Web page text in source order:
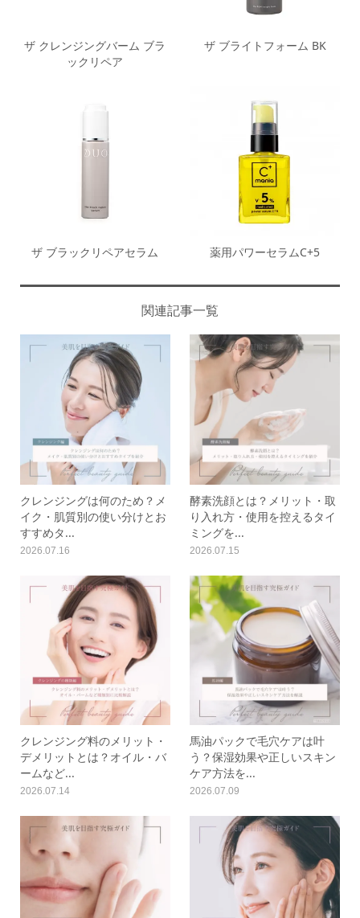
ザ クレンジングバーム ブラ
ックリペア
ザ ブライトフォーム BK
ザ ブラックリペアセラム 薬用パワーセラムC+5
関連記事一覧
クレンジングは何のため？メ
イク・肌質別の使い分けとお
すすめタ...
2026.07.16
酵素洗顔とは？メリット・取
り入れ方・使用を控えるタイ
ミングを...
2026.07.15
クレンジング料のメリット・
デメリットとは？オイル・バ
ームなど...
2026.07.14
馬油パックで毛穴ケアは叶
う？保湿効果や正しいスキン
ケア方法を...
2026.07.09